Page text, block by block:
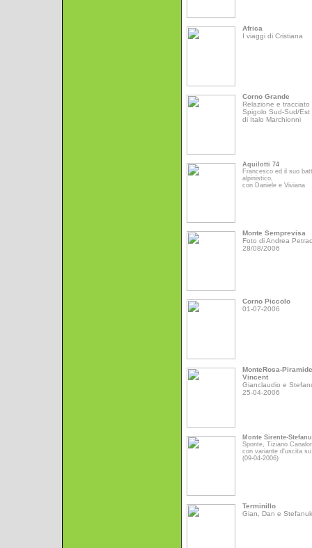
Africa
I viaggi di Cristiana
Corno Grande
Relazione e tracciato
Spigolo Sud-Sud/Est
di Italo Marchionni
Aquilotti 74
Francesco ed il suo
alpinistico,
con Daniele e Viviana
Monte Semprevisa
Foto di Andrea
28/08/2006
Corno Piccolo
01-07-2006
MonteRosa-Piramide
Vincent
Gianclaudio e
25-04-2006
Monte Sirente-
Sponte, Tiziano
con variante d'uscita
(09-04-2006)
Terminillo
Gian, Dan e Stefanuk